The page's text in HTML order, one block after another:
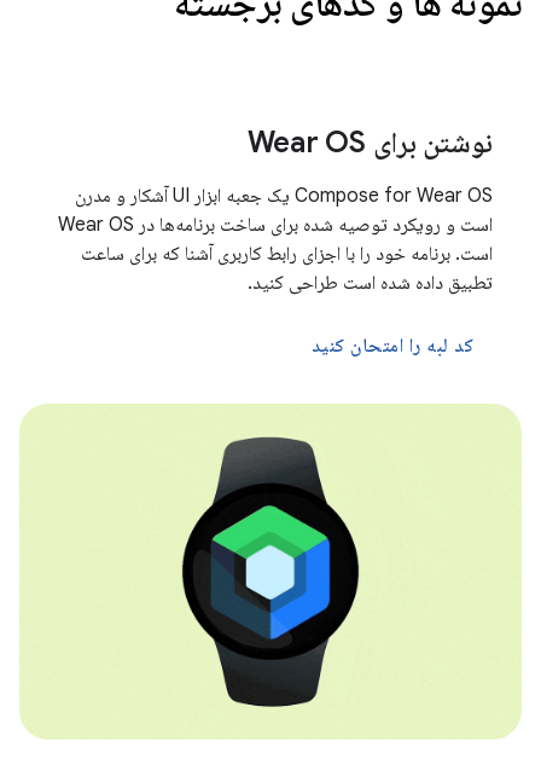
نوشتن برای Wear OS
Compose for Wear OS یک جعبه ابزار UI آشکار و مدرن
است و رویکرد توصیه شده برای ساخت برنامه‌ها در Wear OS
است. برنامه خود را با اجزای رابط کاربری آشنا که برای ساعت
تطبیق داده شده است طراحی کنید.
کد لبه را امتحان کنید